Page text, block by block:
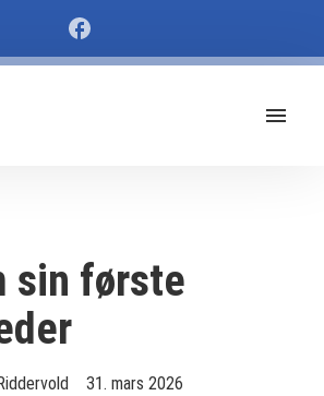
sin første
31. mars 2026